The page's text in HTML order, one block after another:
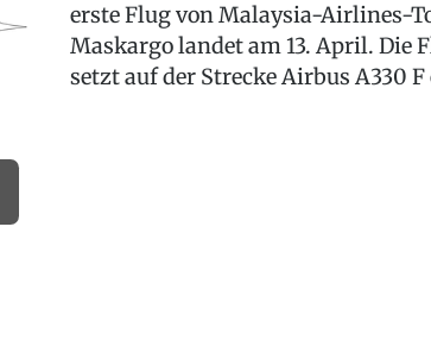
erste Flug von Malaysia-Airlines-
Maskargo landet am 13. April. Die
setzt auf der Strecke Airbus A330 F